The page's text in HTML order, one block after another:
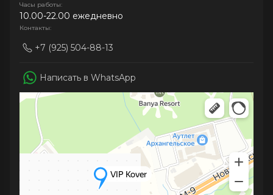
Часы работы:
10.00-22.00 ежедневно
Контакты:
+7 (925) 504-88-13
Написать в WhatsApp